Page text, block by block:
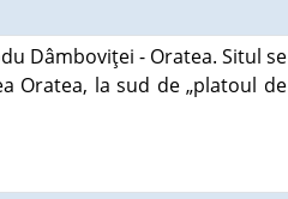
Dâmboviţei - Oratea. Situl se
Oratea, la sud de „platoul de